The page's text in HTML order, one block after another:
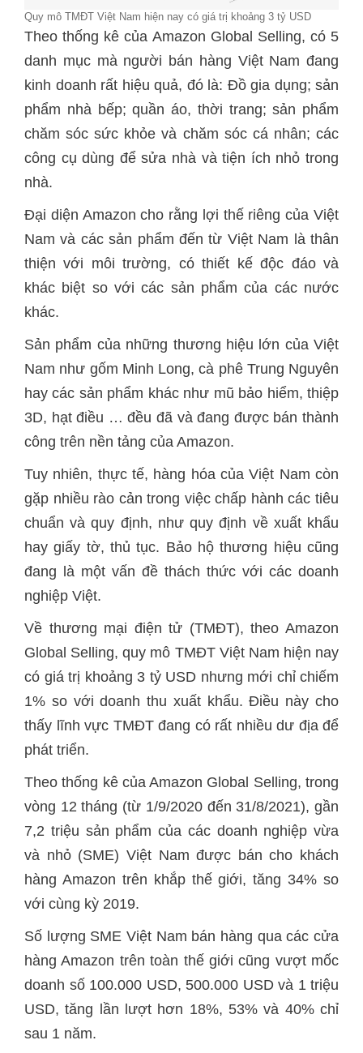
Quy mô TMĐT Việt Nam hiện nay có giá trị khoảng 3 tỷ USD
Theo thống kê của Amazon Global Selling, có 5
danh mục mà người bán hàng Việt Nam đang
kinh doanh rất hiệu quả, đó là: Đồ gia dụng; sản
phẩm nhà bếp; quần áo, thời trang; sản phẩm
chăm sóc sức khỏe và chăm sóc cá nhân; các
công cụ dùng để sửa nhà và tiện ích nhỏ trong
nhà.
Đại diện Amazon cho rằng lợi thế riêng của Việt
Nam và các sản phẩm đến từ Việt Nam là thân
thiện với môi trường, có thiết kế độc đáo và
khác biệt so với các sản phẩm của các nước
khác.
Sản phẩm của những thương hiệu lớn của Việt
Nam như gốm Minh Long, cà phê Trung Nguyên
hay các sản phẩm khác như mũ bảo hiểm, thiệp
3D, hạt điều … đều đã và đang được bán thành
công trên nền tảng của Amazon.
Tuy nhiên, thực tế, hàng hóa của Việt Nam còn
gặp nhiều rào cản trong việc chấp hành các tiêu
chuẩn và quy định, như quy định về xuất khẩu
hay giấy tờ, thủ tục. Bảo hộ thương hiệu cũng
đang là một vấn đề thách thức với các doanh
nghiệp Việt.
Về thương mại điện tử (TMĐT), theo Amazon
Global Selling, quy mô TMĐT Việt Nam hiện nay
có giá trị khoảng 3 tỷ USD nhưng mới chỉ chiếm
1% so với doanh thu xuất khẩu. Điều này cho
thấy lĩnh vực TMĐT đang có rất nhiều dư địa để
phát triển.
Theo thống kê của Amazon Global Selling, trong
vòng 12 tháng (từ 1/9/2020 đến 31/8/2021), gần
7,2 triệu sản phẩm của các doanh nghiệp vừa
và nhỏ (SME) Việt Nam được bán cho khách
hàng Amazon trên khắp thế giới, tăng 34% so
với cùng kỳ 2019.
Số lượng SME Việt Nam bán hàng qua các cửa
hàng Amazon trên toàn thế giới cũng vượt mốc
doanh số 100.000 USD, 500.000 USD và 1 triệu
USD, tăng lần lượt hơn 18%, 53% và 40% chỉ
sau 1 năm.